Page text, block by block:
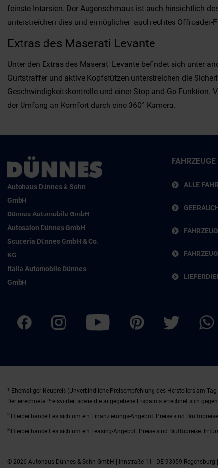
feinste Intarsien. Der Augenschmaus ist auch hinsichtlich
unterstreichen dies und ermöglichen auch echtes Offroader-
Extras des Maserati Levante
Unter den Extras des Maserati Levante befindet sich unter
Gurtstraffer und aktive Kopfstützen unterstreichen die
Geschwindigkeitskontrolle und einer Stop-and-Go-Funktion.
der Umfang an Komfort durch eine 360°-Kamera.
Autohaus Dünnes & Sohn
GmbH
Dünnes Automobile GmbH
Autosalon Dünnes GmbH
Scuderia Dünnes GmbH & Co.
KG
Italia Automobile Dünnes
GmbH
FAHRZEUGE
ALLE
1
Ehemaliger Neupreis (Unverbindliche Preisempfehlung des Herstellers am
Der errechnete Preisvorteil sowie die angegebene Ersparnis errechnet sich
2 Hierbei handelt es sich um ein Finanzierungs-Angebot. Preise sind
3 Hierbei handelt es sich um ein Leasing-Angebot. Preise sind Bruttopreise.
© 2026 Autohaus Dünnes & Sohn GmbH | Innstraße 11 | DE-93059 Regensburg